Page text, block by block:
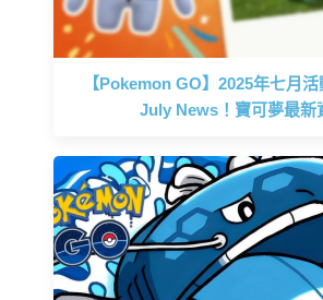
【Pokemon GO】2025年七月
July News！寶可夢最新